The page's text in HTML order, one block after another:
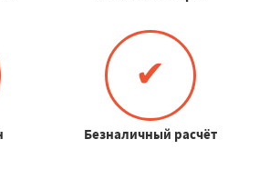
✔
Безналичный расчёт